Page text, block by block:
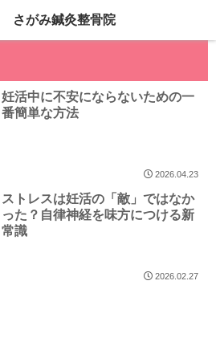
妊活中に不安にならないための一
番簡単な方法
2026.04.23
ストレスは妊活の「敵」ではなか
った？自律神経を味方につける新
常識
2026.02.27
さがみ鍼灸整骨院